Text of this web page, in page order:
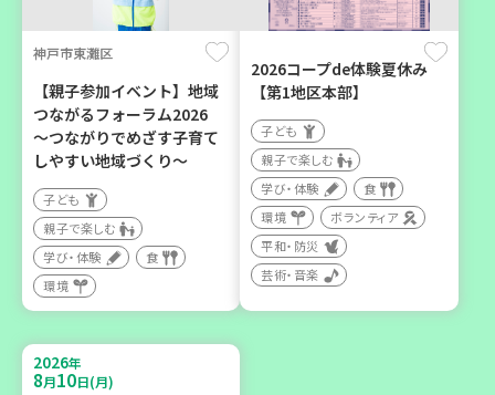
西牟婁郡上富田町岩田
「フードプラン上富田みか
ん」バスで行く 産地見学＆
生産者交流会
学び・体験 食
西宮市
野菜を食べよう！ベジ活キ
ャンペーン【第２地区】
子ども
親子で楽しむ
学び・体験
食
2026年
9月12日(土)
神戸市東灘区
【親子参加イベント】地域
つながるフォーラム2026
～つながりでめざす子育て
しやすい地域づくり～
子ども
親子で楽しむ
学び・体験
食
環境
2026コープde体験夏休み
【第1地区本部】
子ども
親子で楽しむ
学び・体験
食
環境
ボランティア
平和・防災
芸術・音楽
2026年
8月10日(月)